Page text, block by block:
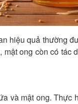
hiệu quả thường
mật ong còn có tác
và mật ong. Thực